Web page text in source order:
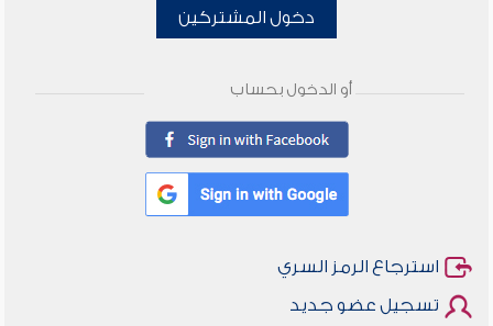
دخول المشتركين
أو الدخول بحساب
استرجاع الرمز السري
تسجيل عضو جديد